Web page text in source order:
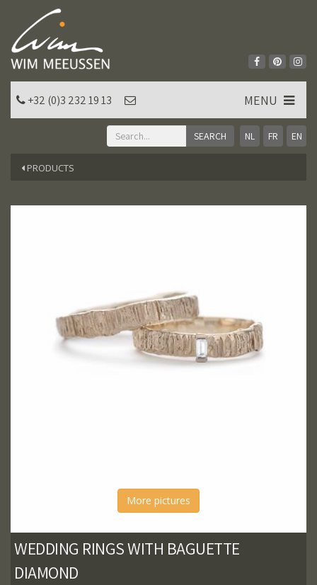
NL FR EN
+32 (0)3 232 19 13 MENU
PRODUCTS
More pictures
WEDDING RINGS WITH BAGUETTE
DIAMOND